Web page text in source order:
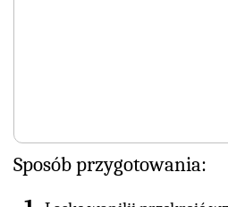
Sposób przygotowania: